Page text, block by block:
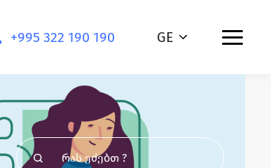
+995 322 190 190 GE